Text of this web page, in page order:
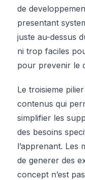
de
presentant
juste au-dessus
ni trop faciles
pour prevenir le
Le troisieme
contenus qui
simplifier les
des besoins
l’apprenant. Les
de generer des
concept n’est